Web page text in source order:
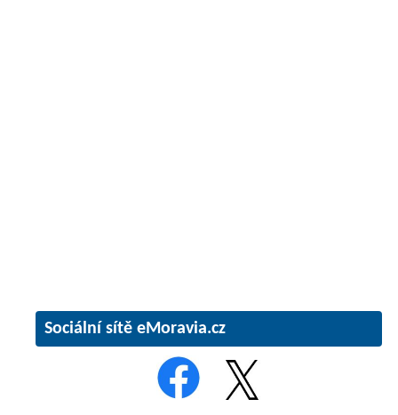
Sociální sítě eMoravia.cz